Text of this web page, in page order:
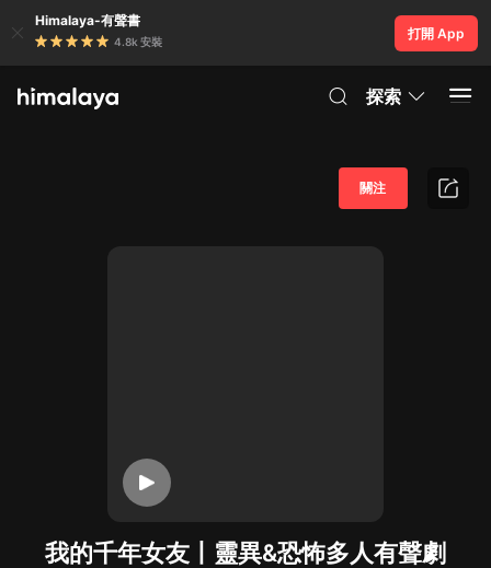
Himalaya-有聲書
4.8k 安裝
打開 App
探索
我的千年女友丨靈異&恐怖多人有聲劇
關注